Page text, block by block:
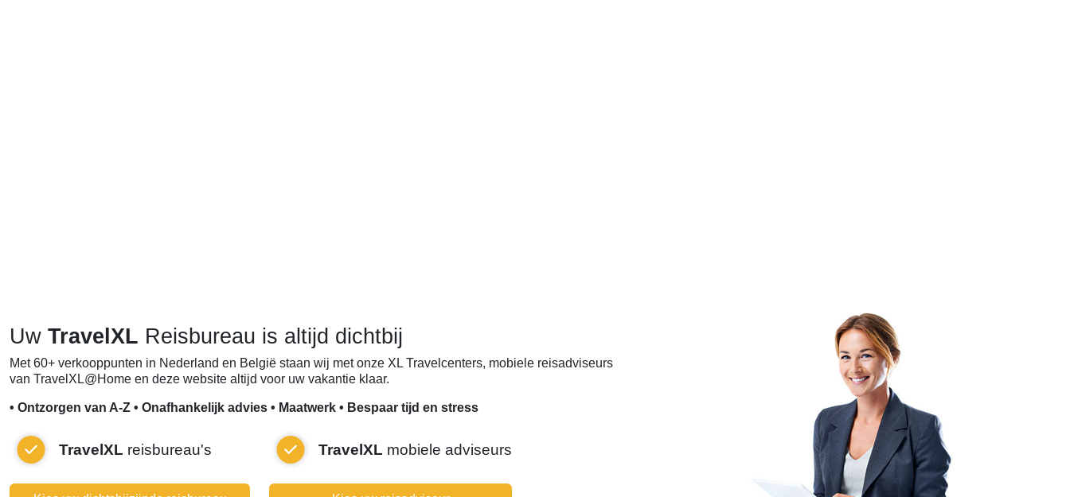
Uw TravelXL Reisbureau is altijd dichtbij
Met 60+ verkooppunten in Nederland en België staan wij met onze XL Travelcenters, mobiele reisadviseurs
van TravelXL@Home en deze website altijd voor uw vakantie klaar.
• Ontzorgen van A-Z • Onafhankelijk advies • Maatwerk • Bespaar tijd en stress
TravelXL reisbureau's TravelXL mobiele adviseurs